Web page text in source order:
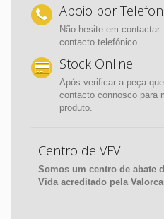
Apoio por
Não hesite em
contacto telefónico.
Stock Online
Após verificar a peça
contacto connosco para
produto.
Centro de VFV
Somos um centro de abate
Vida acreditado pela